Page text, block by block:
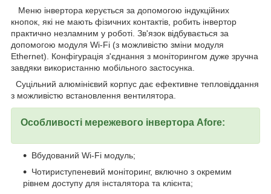
Меню інвертора керується за допомогою індукційних
кнопок, які не мають фізичних контактів, робить інвертор
практично незламним у роботі. Зв'язок відбувається за
допомогою модуля Wi-Fi (з можливістю зміни модуля
Ethernet). Конфігурація з'єднання з моніторингом дуже зручна
завдяки використанню мобільного застосунка.
Суцільний алюмінієвий корпус дає ефективне тепловіддання
з можливістю встановлення вентилятора.
Особливості мережевого інвертора Afore:
Вбудований Wi-Fi модуль;
Чотириступеневий моніторинг, включно з окремим
рівнем доступу для інсталятора та клієнта;